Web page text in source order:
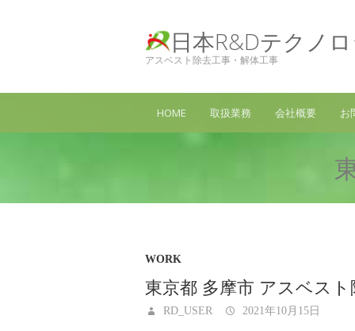
日本R&Dテクノ
アスベスト除去工事・解体工事
HOME 取扱業務 会社概要 お
WORK
東京都 多摩市 アスベス
RD_USER 2021年10月15日